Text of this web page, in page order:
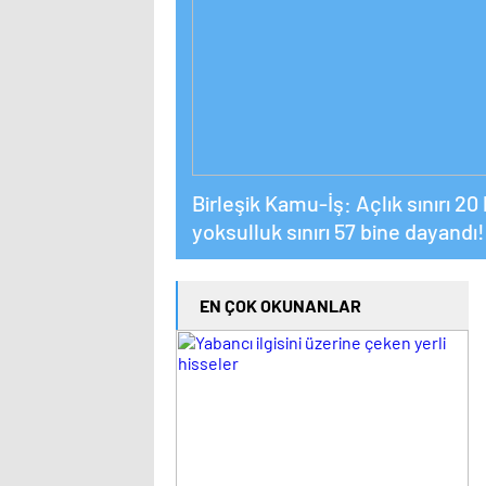
Birleşik Kamu-İş: Açlık sınırı 20
yoksulluk sınırı 57 bine dayandı!
EN ÇOK OKUNANLAR